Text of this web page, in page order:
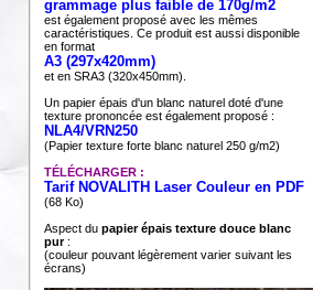
grammage plus faible de 170g/m2
est également proposé avec les mêmes
caractéristiques. Ce produit est aussi disponible
en format
A3 (297x420mm)
et en SRA3 (320x450mm).
Un papier épais d'un blanc naturel doté d'une
texture prononcée est également proposé :
NLA4/VRN250
(Papier texture forte blanc naturel 250 g/m2)
TÉLÉCHARGER :
Tarif NOVALITH Laser Couleur en PDF
(68 Ko)
Aspect du papier épais texture douce blanc
pur:
(couleur pouvant légèrement varier suivant les
écrans)